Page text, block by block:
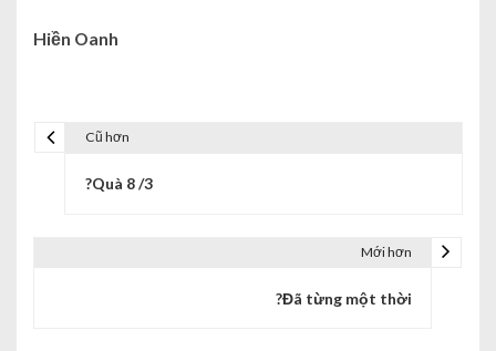
Hiền Oanh
Cũ hơn
?Quà 8 /3
Mới hơn
?Đã từng một thời